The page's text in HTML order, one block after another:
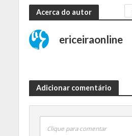
Acerca do autor
ericeiraonline
Adicionar comentário
Clique para comentar